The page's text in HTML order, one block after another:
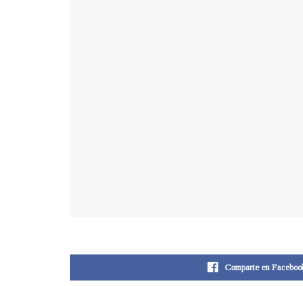
Comparte en